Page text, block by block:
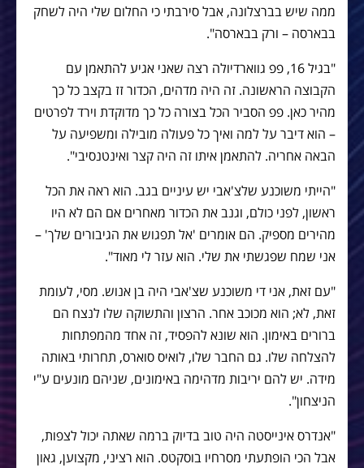
ממה שיש בברצלונה, אבל סירבתי כי החלום שלי היה לשחק
בבארסה – ורק בבארסה".
"בגיל 16, פפ גווארדיולה רצה שאני אגיע להתאמן עם
הקבוצה הראשונה. זה היה מדהים, הכדור זז בקצב כל כך
מהיר כאן. פפ הסביר הכל בצורה כל כך מדוקדת וירד לפרטים
– הוא דיבר על למה ואיך כל פעולה מובילה ומשפיעה על
הבאה אחריה. להתאמן איתו זה היה קצר ואינטנסיבי".
"הייתי משוכנע שלצ'אבי יש עיניים בגב. הוא ראה את הכל
ראשון, לפני כולם, וגנב את הכדור מאחרים אם הם לא היו
מהירים מספיק. הם אומרים 'אל תפגוש את הגיבורים שלך' –
אני שמח שפגשתי את שלי. הוא עזר לי מאוד".
"עם זאת, אני די משוכנע שצ'אבי היה בן אנוש. מסי, לעומת
זאת, לא; הוא מכוכב אחר. הרצון והתשוקה שלו לנצח הם
ברורים באימון. הוא שונא להפסיד, זה אחד מהמפתחות
להצלחה שלו. גם החבר שלו, לואיס סוארס, תחרותי באותה
מידה. יש להם יריבות מדהימה באימונים, שניהם מונעים ע"י
הניצחון".
"אנדרס אינייסטה היה טוב בדיוק ברמה שאתה יכול לצפות,
אבל הכי הופתעתי מסרחיו בוסקטס. הוא רציני, מקצוען, גאון